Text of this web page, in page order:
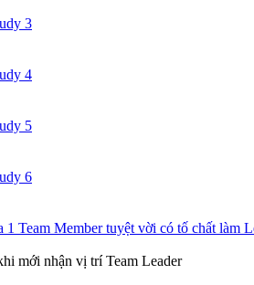
3
4
5
6
1 Team Member tuyệt vời có tố chất làm
mới nhận vị trí Team Leader